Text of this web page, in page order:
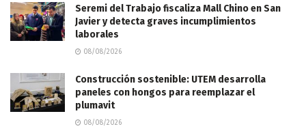
Seremi del Trabajo fiscaliza Mall Chino en San
Javier y detecta graves incumplimientos
laborales
08/08/2026
Construcción sostenible: UTEM desarrolla
paneles con hongos para reemplazar el
plumavit
08/08/2026